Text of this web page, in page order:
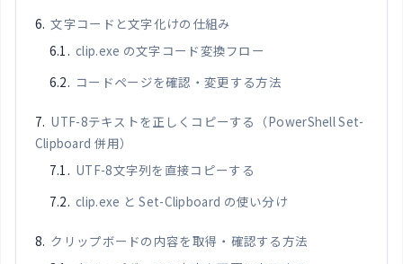
文字コードと文字化けの仕組み
clip.exe の文字コード変換フロー
コードページを確認・変更する方法
UTF-8テキストを正しくコピーする（PowerShell Set-
Clipboard 併用）
UTF-8文字列を直接コピーする
clip.exe と Set-Clipboard の使い分け
クリップボードの内容を取得・確認する方法